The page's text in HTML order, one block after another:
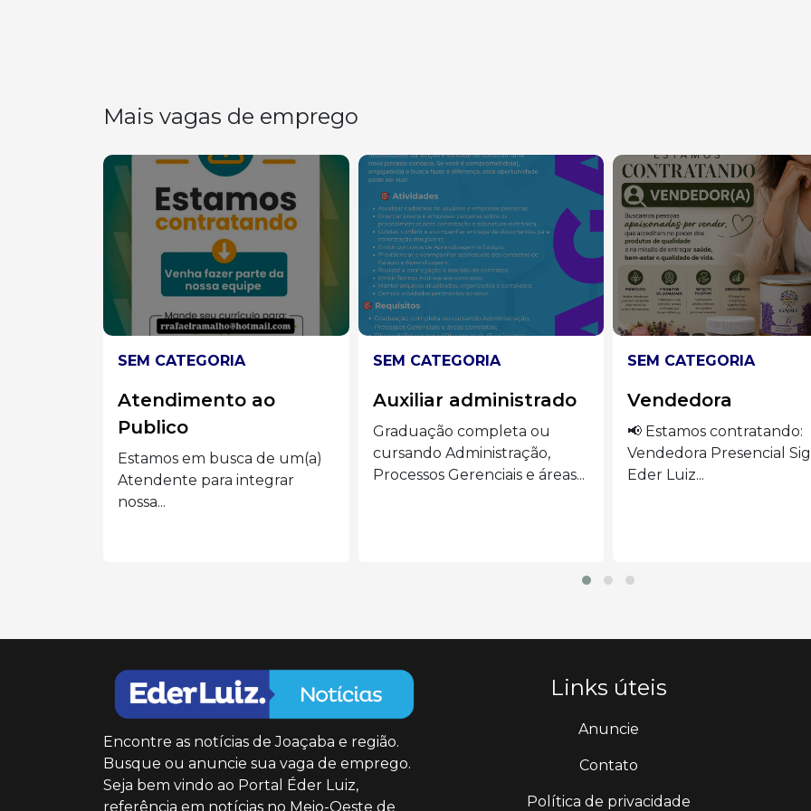
Mais vagas de emprego
SEM CATEGORIA
Auxiliar administrado
Graduação completa ou
cursando Administração,
Processos Gerenciais e áreas...
SEM CATEGORIA
Vendedora
📢 Estamos contratando:
Vendedora Presencial Siga o
Eder Luiz...
SEM CATEGORIA
Auxiliar de
🍽️ VAGAS ABERTAS –
AUXILIAR DE COZINHA
o...
Encontre as notícias de Joaçaba e região.
Busque ou anuncie sua vaga de emprego.
Seja bem vindo ao Portal Éder Luiz,
referência em notícias no Meio-Oeste de
Links úteis
Anuncie
Contato
Política de privacidade